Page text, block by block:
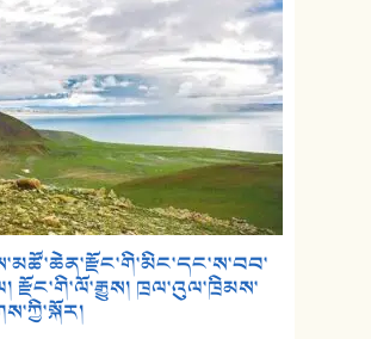
རྫོང་གི་ལོ་རྒྱུས། ཁྲལ་འུལ་ཁྲིམས་